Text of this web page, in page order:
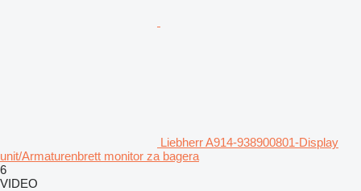
Liebherr A914-938900801-Display
unit/Armaturenbrett monitor za bagera
6
VIDEO